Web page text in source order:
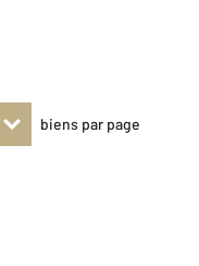
biens par page